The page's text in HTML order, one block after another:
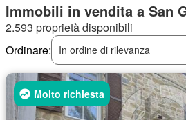
Immobili in vendita a San
2.593 proprietà disponibili
Ordinare:
In ordine di rilevanza
Molto richiesta